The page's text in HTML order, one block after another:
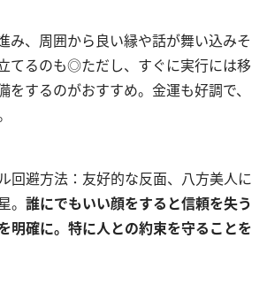
み、周囲から良い縁や話が舞い込みそ
てるのも◎ただし、すぐに実行には移
をするのがおすすめ。金運も好調で、
回避方法：友好的な反面、八方美人に
誰にでもいい顔をすると信頼を失う
明確に。特に人との約束を守ることを